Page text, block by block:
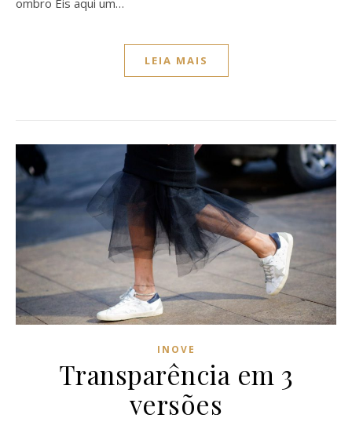
ombro Eis aqui um…
LEIA MAIS
INOVE
Transparência em 3
versões